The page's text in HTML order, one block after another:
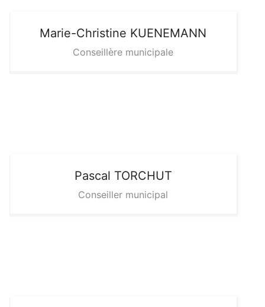
Marie-Christine KUENEMANN
Conseillère municipale
Pascal TORCHUT
Conseiller municipal